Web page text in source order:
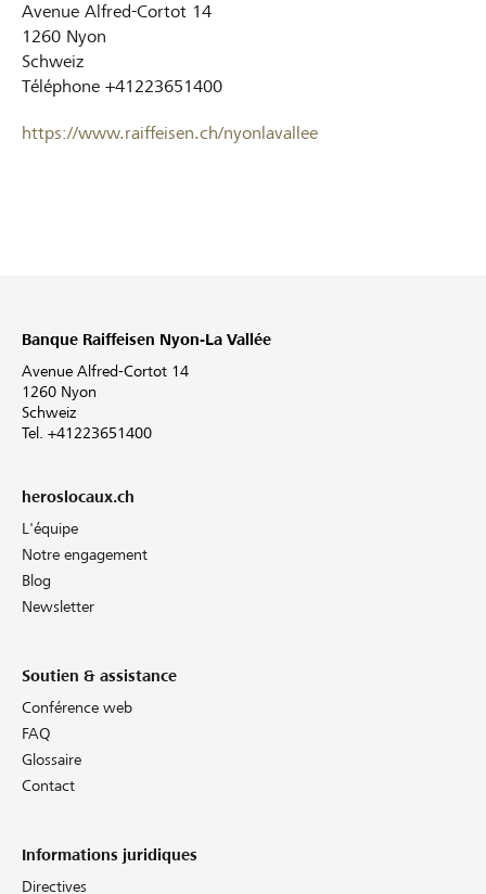
Avenue Alfred-Cortot 14
1260 Nyon
Schweiz
Téléphone +41223651400
https://www.raiffeisen.ch/nyonlavallee
Banque Raiffeisen Nyon-La Vallée
Avenue Alfred-Cortot 14
1260 Nyon
Schweiz
Tel. +41223651400
heroslocaux.ch
L'équipe
Notre engagement
Blog
Newsletter
Soutien & assistance
Conférence web
FAQ
Glossaire
Contact
Informations juridiques
Directives